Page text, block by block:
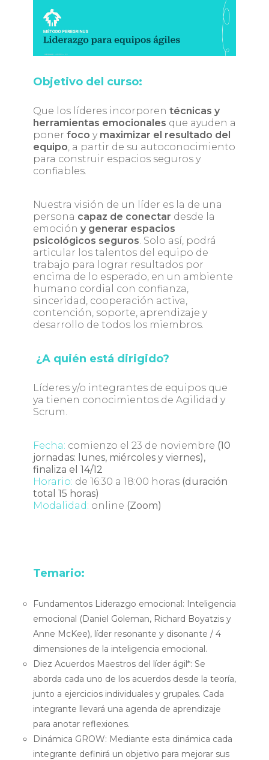
Objetivo del curso:
Que los líderes incorporen técnicas y
herramientas emocionales que ayuden a
poner foco y maximizar el resultado del
equipo , a partir de su autoconocimiento
para construir espacios seguros y
confiables.
Nuestra visión de un líder es la de una
persona capaz de conectar desde la
emoción y generar espacios
psicológicos seguros . Solo así, podrá
articular los talentos del equipo de
trabajo para lograr resultados por
encima de lo esperado, en un ambiente
humano cordial con confianza,
sinceridad, cooperación activa,
contención, soporte, aprendizaje y
desarrollo de todos los miembros.
¿A quién está dirigido?
Líderes y/o integrantes de equipos que
ya tienen conocimientos de Agilidad y
Scrum.
Fecha: comienzo el 23 de noviembre (10
jornadas: lunes, miércoles y viernes),
finaliza el 14/12
Horario: de 16:30 a 18:00 horas(duración
total 15 horas)
Modalidad: online (Zoom)
Temario:
Fundamentos Liderazgo emocional: Inteligencia
emocional (Daniel Goleman, Richard Boyatzis y
Anne McKee), líder resonante y disonante / 4
dimensiones de la inteligencia emocional.
Diez Acuerdos Maestros del líder ágil*: Se
aborda cada uno de los acuerdos desde la teoría,
junto a ejercicios individuales y grupales. Cada
integrante llevará una agenda de aprendizaje
para anotar reflexiones.
Dinámica GROW: Mediante esta dinámica cada
integrante definirá un objetivo para mejorar sus